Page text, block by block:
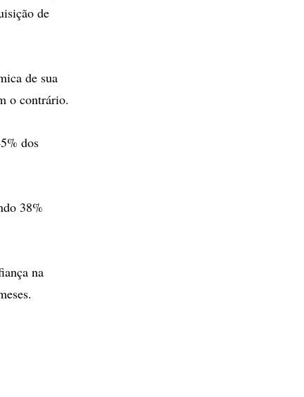
de
de sua
o contrário.
dos
38%
na